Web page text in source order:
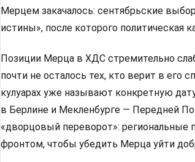
Мерцем закачалось: сентябрьские
истины», после которого политическая
Позиции Мерца в ХДС стремительно
почти не осталось тех, кто верит в его
кулуарах уже называют конкретную
в Берлине и Мекленбурге — Передней
«дворцовый переворот»:
фронтом, чтобы убедить Мерца уйти